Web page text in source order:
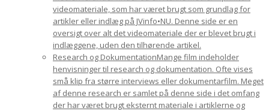
videomateriale, som har været brugt som grundlag for
artikler eller indlæg på JVinfo•NU. Denne side er en
oversigt over alt det videomateriale der er blevet brugt i
indlæggene, uden den tilhørende artikel.
Research og DokumentationMange film indeholder
henvisninger til research og dokumentation. Ofte vises
små klip fra større interviews eller dokumentarfilm. Meget
af denne research er samlet på denne side i det omfang
der har været brugt eksternt materiale i artiklerne og